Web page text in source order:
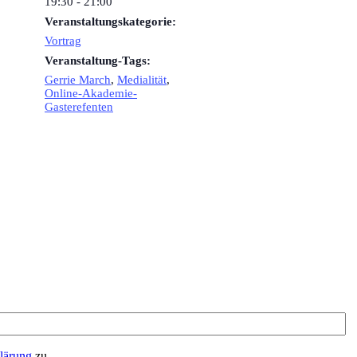
Veranstaltungskategorie:
Vortrag
Veranstaltung-Tags:
Gerrie March, Medialität,
Online-Akademie-
Gasterefenten